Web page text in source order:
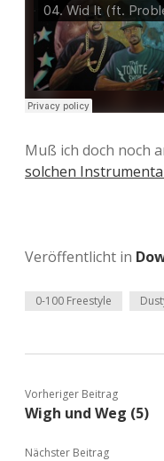
Muß ich doch noch
solchen
Veröffentlicht in
0-100 Freestyle
Vorheriger Beitrag
Wigh und Weg (5)
Nächster Beitrag